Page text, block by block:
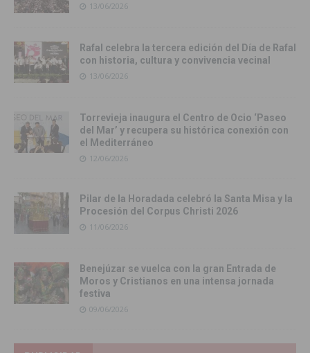
13/06/2026
Rafal celebra la tercera edición del Día de Rafal
con historia, cultura y convivencia vecinal
13/06/2026
Torrevieja inaugura el Centro de Ocio ‘Paseo
del Mar’ y recupera su histórica conexión con
el Mediterráneo
12/06/2026
Pilar de la Horadada celebró la Santa Misa y la
Procesión del Corpus Christi 2026
11/06/2026
Benejúzar se vuelca con la gran Entrada de
Moros y Cristianos en una intensa jornada
festiva
09/06/2026